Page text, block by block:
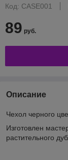
Код: CASE001
89 руб.
Описание
Чехол черного
Изготовлен
растительного